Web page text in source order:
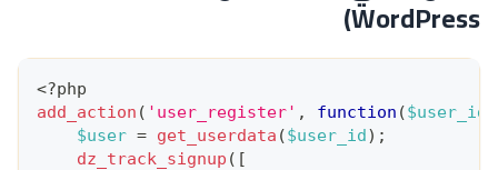
WordPress)
<?php
add_action ( 'user_register' , function ($user_id
$user = get_userdata ($user_id) ;
dz_track_signup ( [